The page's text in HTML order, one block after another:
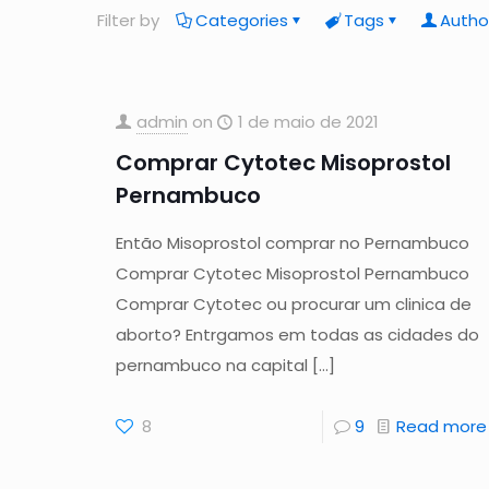
Filter by Categories Tags
admin on 1 de maio de 2021
Comprar Cytotec Misoprostol
Pernambuco
Então Misoprostol comprar no Pernambuco
Comprar Cytotec Misoprostol Pernambuco
Comprar Cytotec ou procurar um clinica de
aborto? Entrgamos em todas as cidades do
pernambuco na capital […]
8 9 Read more